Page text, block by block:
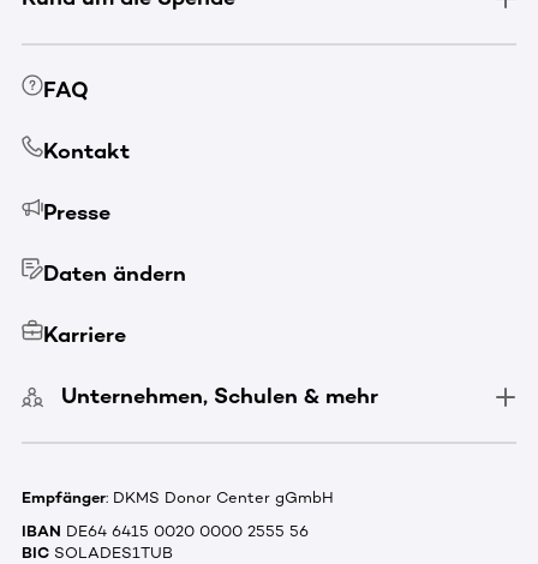
FAQ
Kontakt
Presse
Daten ändern
Karriere
Unternehmen, Schulen & mehr
Empfänger: DKMS Donor Center gGmbH
IBAN DE64 6415 0020 0000 2555 56
BIC SOLADES1TUB